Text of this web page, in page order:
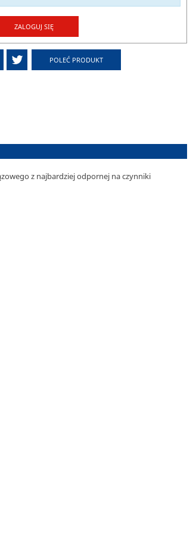
ZALOGUJ SIĘ
POLEĆ PRODUKT
z najbardziej odpornej na czynniki